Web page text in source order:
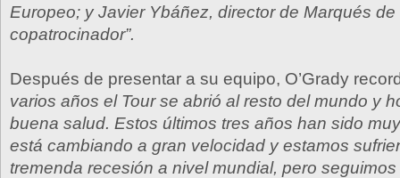
Europeo; y Javier Ybáñez, director de Marqués
copatrocinador”.
Después de presentar a su equipo, O’Grady
varios años el Tour se abrió al resto del mundo y
buena salud. Estos últimos tres años han sido
está cambiando a gran velocidad y estamos
tremenda recesión a nivel mundial, pero